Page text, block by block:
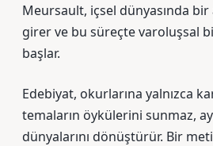
Meursault, içsel dünyasında bir
girer ve bu süreçte varoluşsal
başlar.
Edebiyat, okurlarına yalnızca
temaların öykülerini sunmaz,
dünyalarını dönüştürür. Bir